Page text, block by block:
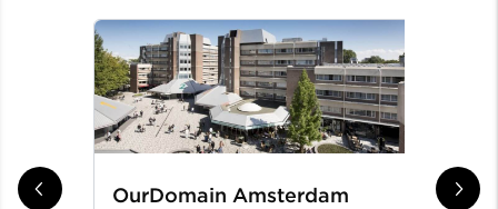
OurDomain Amsterdam